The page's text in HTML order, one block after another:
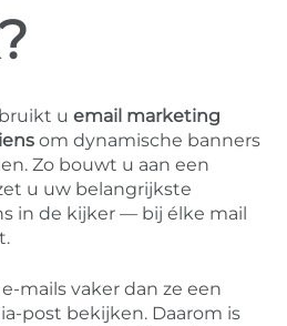
u email marketing
om dynamische banners
Zo bouwt u aan een
u uw belangrijkste
in de kijker — bij élke mail
mails vaker dan ze een
post bekijken. Daarom is